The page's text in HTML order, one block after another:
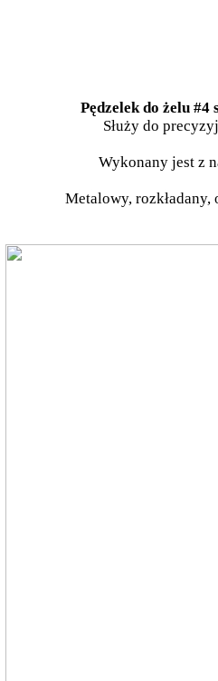
Pędzelek do żelu
Służy do
Wykonany jest z
Metalowy,